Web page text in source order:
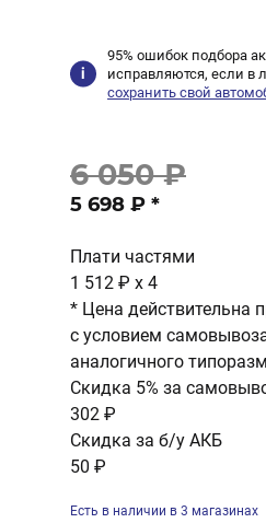
95% ошибок подбора
исправляются, если в
сохранить свой
6 050 ₽
5 698 ₽ *
Плати частями
1 512 ₽ x 4
* Цена действительна
с условием
аналогичного
Скидка 5% за
302 ₽
Скидка за б/у АКБ
50 ₽
Есть в наличии в 3 магазинах